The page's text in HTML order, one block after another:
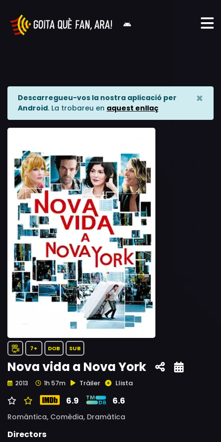
Descarregueu-vos la nostra aplicació per
Android. La trobareu en aquest enllaç
×
7+ DOB SUB
Nova vida a Nova York
2013 1h 57m Tràiler Llista
6.9 6.6
Romàntica, Comèdia, Dramàtica
Directors